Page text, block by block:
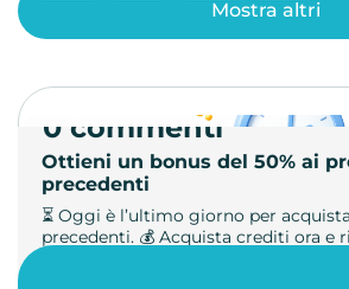
Ottieni un bonus del 50% ai
precedenti
⏳ Oggi è l’ultimo giorno per
precedenti. 💰 Acquista crediti ora e
Mostra altri
0 commenti